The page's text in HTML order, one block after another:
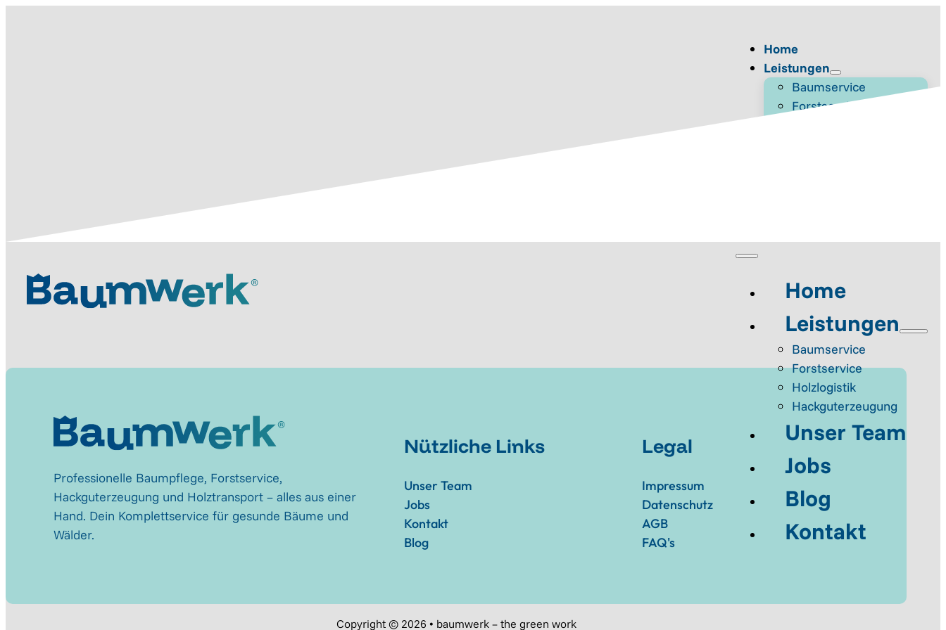
Home
Leistungen
Baumservice
Forstservice
Home
Leistungen
Baumservice
Forstservice
Holzlogistik
Hackguterzeugung
Unser Team
Jobs
Blog
Kontakt
Professionelle Baumpflege, Forstservice,
Hackguterzeugung und Holztransport – alles aus einer
Hand. Dein Komplettservice für gesunde Bäume und
Wälder.
Nützliche Links
Unser Team
Jobs
Kontakt
Blog
Legal
Impressum
Datenschutz
AGB
FAQ's
Copyright © 2026 • baumwerk – the green work